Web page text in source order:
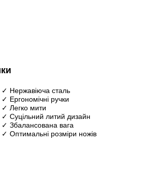
✓ Нержавіюча сталь
✓ Ергономічні ручки
✓ Легко мити
✓ Суцільний литий дизайн
✓ Збалансована вага
✓ Оптимальні розміри ножів